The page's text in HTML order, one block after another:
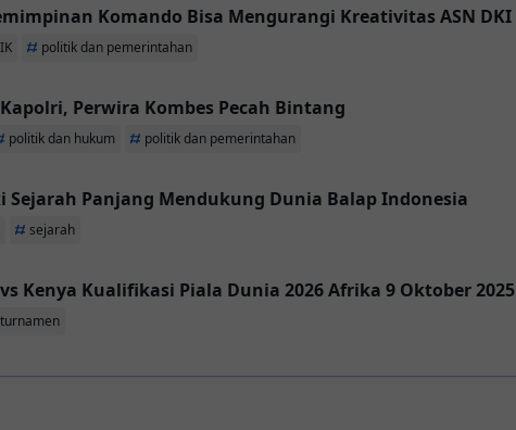
Komando Bisa Mengurangi Kreativitas ASN DKI
politik dan pemerintahan
Perwira Kombes Pecah Bintang
politik dan hukum politik dan pemerintahan
Panjang Mendukung Dunia Balap Indonesia
sejarah
Kenya Kualifikasi Piala Dunia 2026 Afrika 9 Oktober 2025
turnamen